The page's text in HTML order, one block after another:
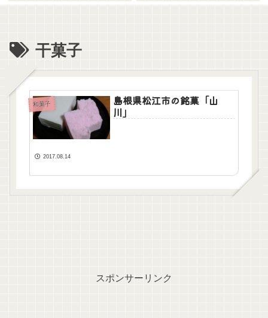
干菓子
和菓子
島根県松江市の銘菓「山
川」
2017.08.14
スポンサーリンク